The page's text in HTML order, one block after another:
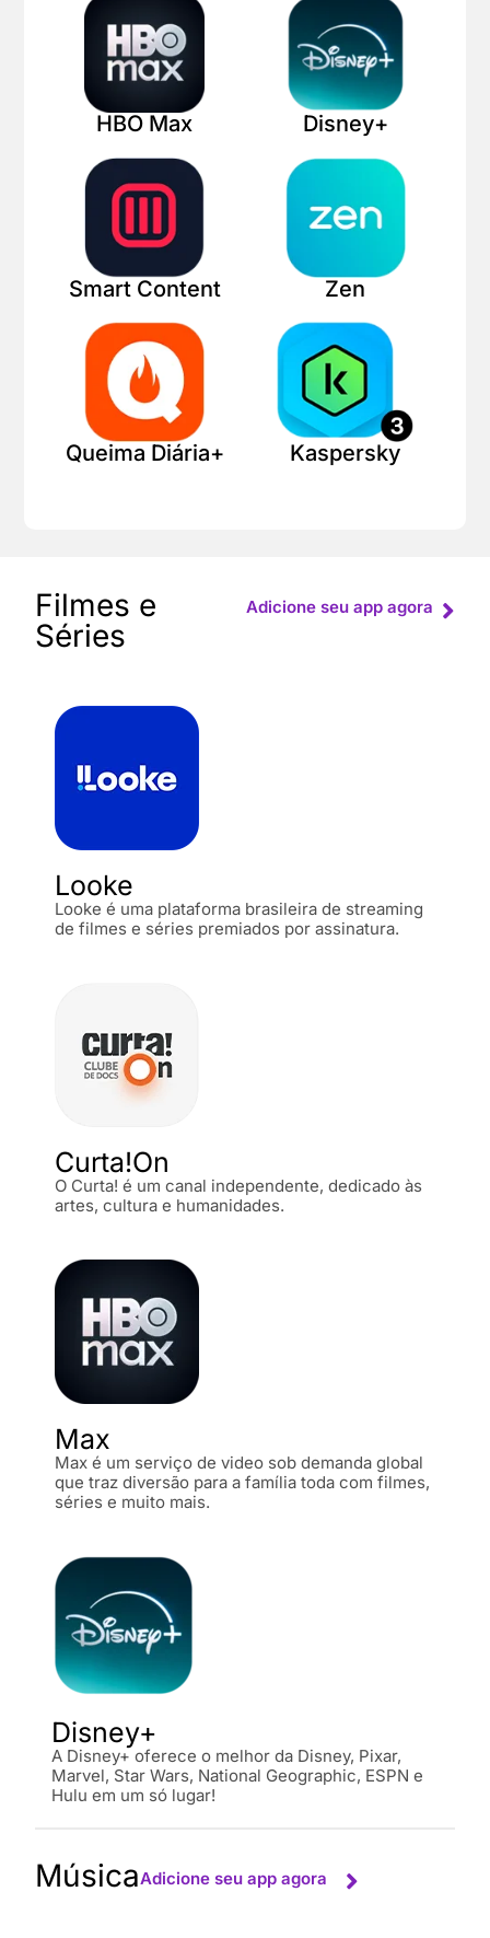
HBO Max Disney+
Smart Content Zen
Queima Diária+ Kaspersky
Filmes e
Séries
Adicione seu app agora
Looke
Looke é uma plataforma brasileira de streaming
de filmes e séries premiados por assinatura.
Curta!On
O Curta! é um canal independente, dedicado às
artes, cultura e humanidades.
Max
Max é um serviço de video sob demanda global
que traz diversão para a família toda com filmes,
séries e muito mais.
Disney+
A Disney+ oferece o melhor da Disney, Pixar,
Marvel, Star Wars, National Geographic, ESPN e
Hulu em um só lugar!
MúsicaAdicione seu app agora